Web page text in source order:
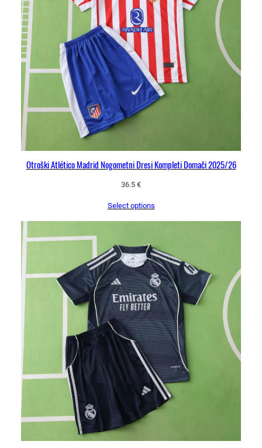
k
o
m
p
e
k
o
l
Otroški Atlético Madrid Nogometni Dresi Kompleti Domači 2025/26
36.5 €
Select options